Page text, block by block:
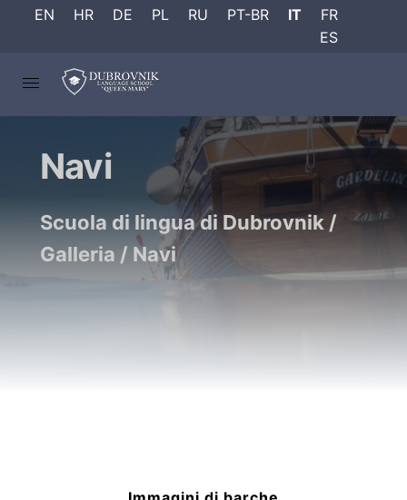
EN HR DE PL RU PT-BR IT
FR
ES
Navi
Scuola di lingua di Dubrovnik /
Galleria / Navi